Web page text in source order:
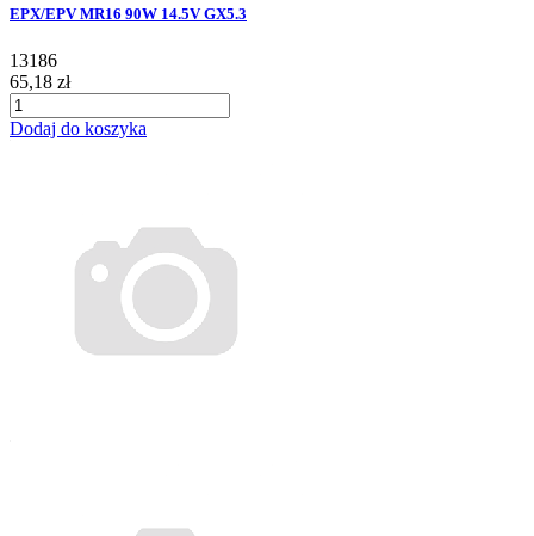
EPX/EPV MR16 90W 14.5V GX5.3
13186
65,18 zł
Dodaj do koszyka